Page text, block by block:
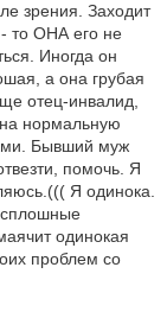
зрения. Заходит
то ОНА его не
Иногда он
а она грубая
отец-инвалид,
нормальную
Бывший муж
помочь. Я
Я одинока.
сплошные
одинокая
проблем со